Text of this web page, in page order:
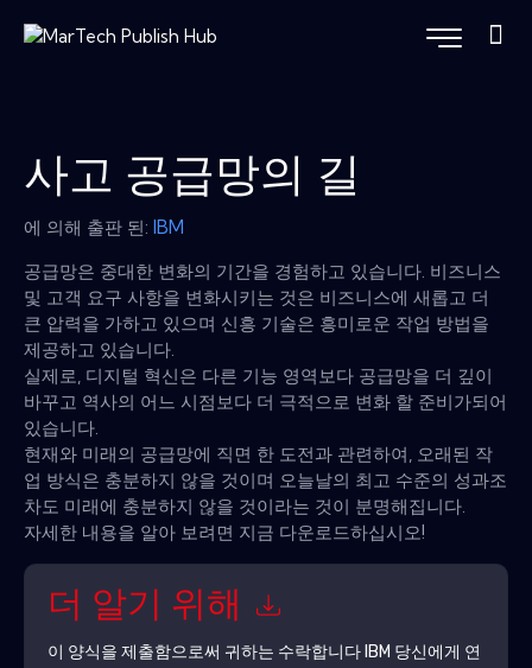
사고 공급망의 길
에 의해 출판 된: IBM
공급망은 중대한 변화의 기간을 경험하고 있습니다. 비즈니스
및 고객 요구 사항을 변화시키는 것은 비즈니스에 새롭고 더
큰 압력을 가하고 있으며 신흥 기술은 흥미로운 작업 방법을
제공하고 있습니다.
실제로, 디지털 혁신은 다른 기능 영역보다 공급망을 더 깊이
바꾸고 역사의 어느 시점보다 더 극적으로 변화 할 준비가되어
있습니다.
현재와 ​​미래의 공급망에 직면 한 도전과 관련하여, 오래된 작
업 방식은 충분하지 않을 것이며 오늘날의 최고 수준의 성과조
차도 미래에 충분하지 않을 것이라는 것이 분명해집니다.
자세한 내용을 알아 보려면 지금 다운로드하십시오!
더 알기 위해
이 양식을 제출함으로써 귀하는 수락합니다 IBM 당신에게 연